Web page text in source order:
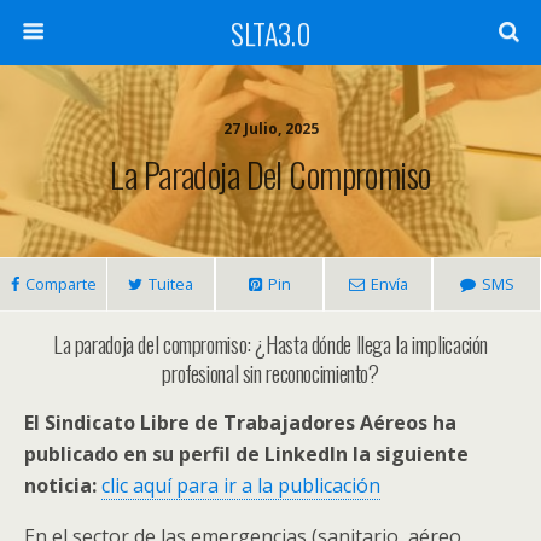
SLTA3.0
27 Julio, 2025
La Paradoja Del Compromiso
Comparte Tuitea Pin Envía SMS
La paradoja del compromiso: ¿Hasta dónde llega la implicación
profesional sin reconocimiento?
El Sindicato Libre de Trabajadores Aéreos ha
publicado en su perfil de LinkedIn la siguiente
noticia:clic aquí para ir a la publicación